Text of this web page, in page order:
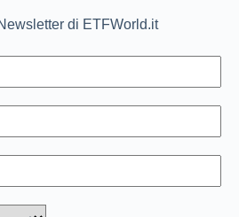
di ETFWorld.it